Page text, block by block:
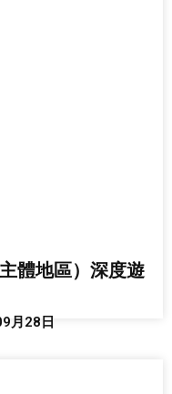
體地區）深度遊
月28日